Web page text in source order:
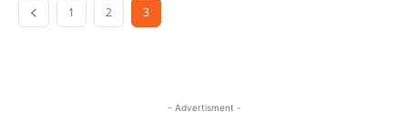
1 2 3
- Advertisment -